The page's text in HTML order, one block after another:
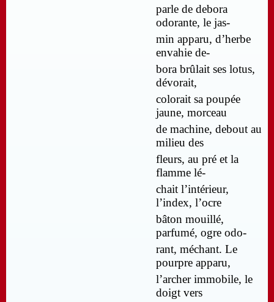
parle de debora
odorante, le jas-
min apparu, d’herbe
envahie de-
bora brûlait ses lotus,
dévorait,
colorait sa poupée
jaune, morceau
de machine, debout au
milieu des
fleurs, au pré et la
flamme lé-
chait l’intérieur,
l’index, l’ocre
bâton mouillé,
parfumé, ogre odo-
rant, méchant. Le
pourpre apparu,
l’archer immobile, le
doigt vers